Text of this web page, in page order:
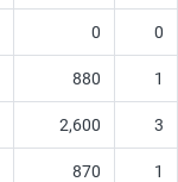
0 0
880 1
2,600 3
870 1